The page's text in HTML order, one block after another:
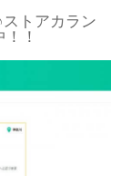
トアカラン
！